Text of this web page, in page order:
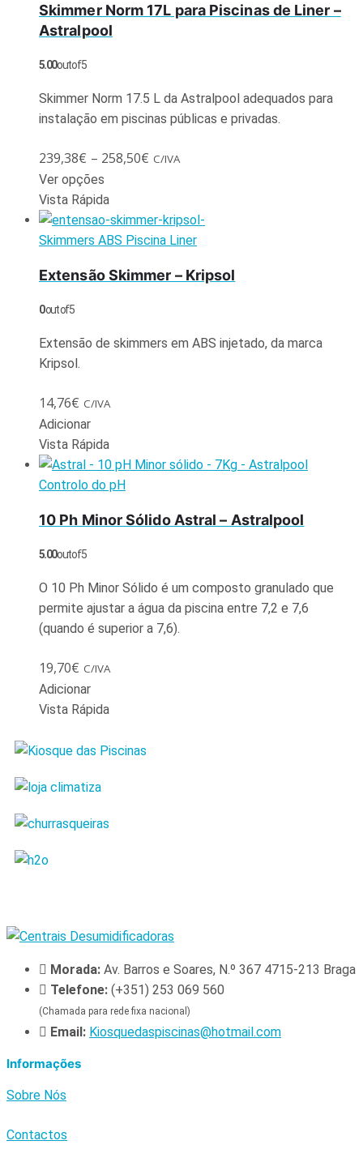
Skimmer Norm 17L para Piscinas de Liner –
Astralpool
5.00out of 5
Skimmer Norm 17.5 L da Astralpool adequados para
instalação em piscinas públicas e privadas.
239,38€ – 258,50€ C/IVA
Ver opções
Vista Rápida
Skimmers ABS Piscina Liner
Extensão Skimmer – Kripsol
0out of 5
Extensão de skimmers em ABS injetado, da marca
Kripsol.
14,76€ C/IVA
Adicionar
Vista Rápida
Controlo do pH
10 Ph Minor Sólido Astral – Astralpool
5.00out of 5
O 10 Ph Minor Sólido é um composto granulado que
permite ajustar a água da piscina entre 7,2 e 7,6
(quando é superior a 7,6).
19,70€ C/IVA
Adicionar
Vista Rápida
Morada: Av. Barros e Soares, N.º 367 4715-213 Braga
Telefone: (+351) 253 069 560
(Chamada para rede fixa nacional)
Email: Kiosquedaspiscinas@hotmail.com
Informações
Sobre Nós
Contactos